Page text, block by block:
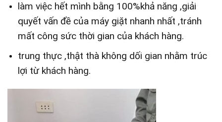
làm việc hết mình bằng 100%khả năng ,giải
quyết vấn đề của máy giặt nhanh nhất ,tránh
mất công sức thời gian của khách hàng.
trung thực ,thật thà không dối gian nhằm trúc
lợi từ khách hàng.